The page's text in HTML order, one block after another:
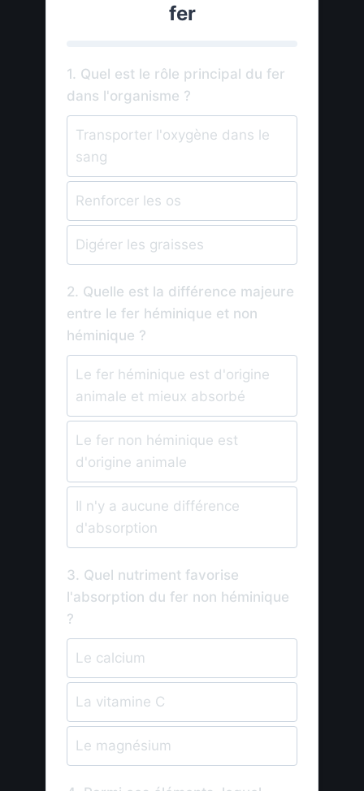
fer
1. Quel est le rôle principal du fer
dans l'organisme ?
Transporter l'oxygène dans le
sang
Renforcer les os
Digérer les graisses
2. Quelle est la différence majeure
entre le fer héminique et non
héminique ?
Le fer héminique est d'origine
animale et mieux absorbé
Le fer non héminique est
d'origine animale
Il n'y a aucune différence
d'absorption
3. Quel nutriment favorise
l'absorption du fer non héminique
?
Le calcium
La vitamine C
Le magnésium